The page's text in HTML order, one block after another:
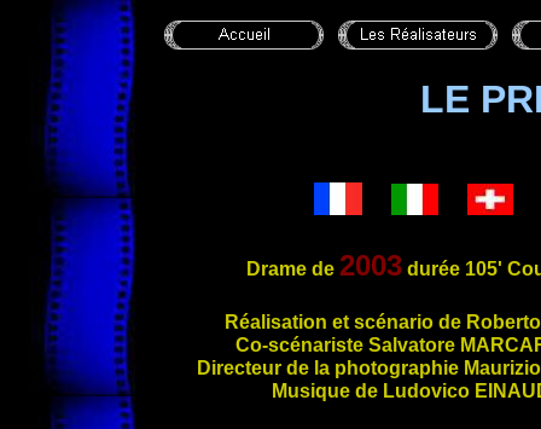
LE
Drame de 2003durée 105'
Réalisation et scénario de
Co-scénariste Salvatore
Directeur de la photographie
Musique de Ludovico